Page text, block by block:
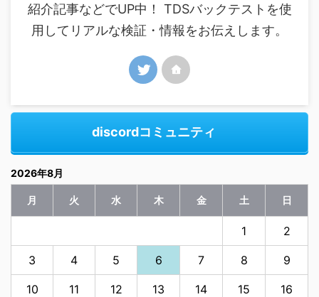
紹介記事などでUP中！ TDSバックテストを使
用してリアルな検証・情報をお伝えします。
discordコミュニティ
2026年8月
月 火 水 木 金 土 日
1 2
3 4 5 6 7 8 9
10 11 12 13 14 15 16